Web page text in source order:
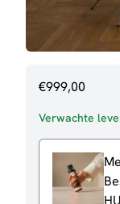
€999,00
Verwachte